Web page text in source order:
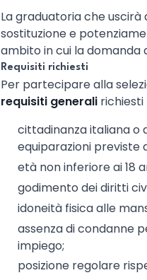
La graduatoria che uscirà
sostituzione e
ambito in cui la
Requisiti richiesti
Per partecipare alla
requisiti generali richiesti
cittadinanza italiana o
equiparazioni previste
età non inferiore ai 18
godimento dei diritti
idoneità fisica alle
assenza di condanne
impiego;
posizione regolare